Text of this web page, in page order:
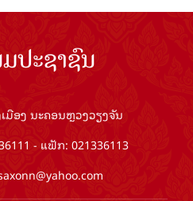
ະຊາຊົນ
ອງ ນະຄອນຫຼວງວຽງຈັນ
- ແຟັກ: 021336113